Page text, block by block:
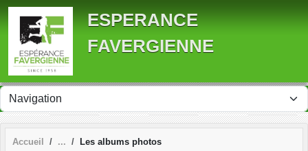
ESPERANCE
FAVERGIENNE
Accueil Les albums photos
Panneau de gestion des cookies